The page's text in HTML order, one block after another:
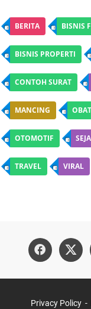
BERITA BISNIS
BISNIS PROPERTI
CONTOH SURAT
MANCING
OTOMOTIF
TRAVEL VIRAL
Privacy Policy